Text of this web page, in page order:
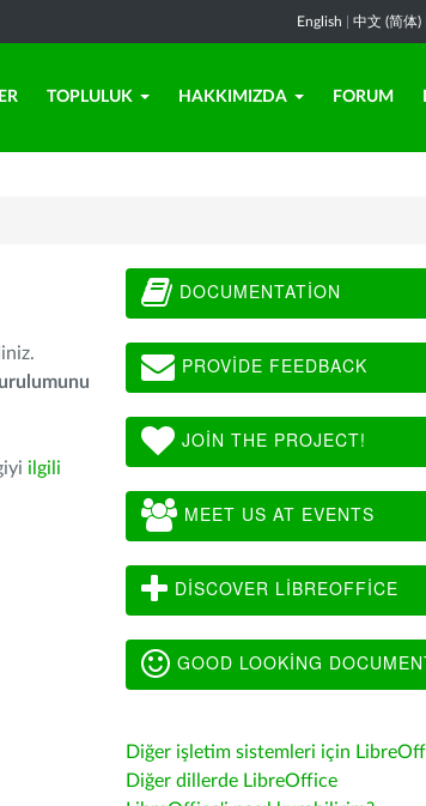
English 中文 (简体)
TOPLULUK HAKKIMIZDA FORUM
ilgili
DOCUMENTATION
PROVIDE FEEDBACK
JOIN THE PROJECT!
MEET US AT EVENTS
DISCOVER LIBREOFFICE
GOOD LOOKING
Diğer işletim sistemleri için
Diğer dillerde LibreOffice